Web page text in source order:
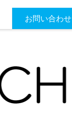
お問い合わせ